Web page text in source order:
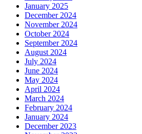
January 2025
December 2024
November 2024
October 2024
September 2024
August 2024
July 2024
June 2024
May 2024
April 2024
March 2024
February 2024
January 2024
December 2023